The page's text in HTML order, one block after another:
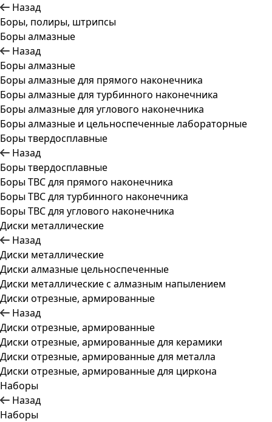
Назад
Боры, полиры, штрипсы
Боры алмазные
Назад
Боры алмазные
Боры алмазные для прямого наконечника
Боры алмазные для турбинного наконечника
Боры алмазные для углового наконечника
Боры алмазные и цельноспеченные лабораторные
Боры твердосплавные
Назад
Боры твердосплавные
Боры ТВС для прямого наконечника
Боры ТВС для турбинного наконечника
Боры ТВС для углового наконечника
Диски металлические
Назад
Диски металлические
Диски алмазные цельноспеченные
Диски металлические с алмазным напылением
Диски отрезные, армированные
Назад
Диски отрезные, армированные
Диски отрезные, армированные для керамики
Диски отрезные, армированные для металла
Диски отрезные, армированные для циркона
Наборы
Назад
Наборы